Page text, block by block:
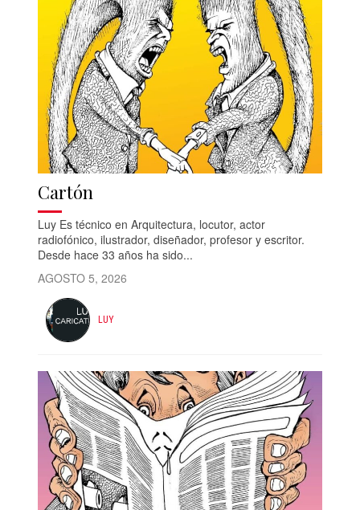
Cartón
Luy Es técnico en Arquitectura, locutor, actor
radiofónico, ilustrador, diseñador, profesor y escritor.
Desde hace 33 años ha sido...
AGOSTO 5, 2026
LUY